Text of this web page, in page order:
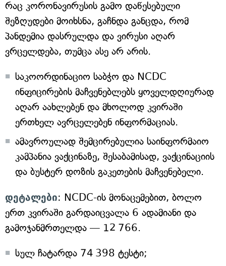
რაც კორონავირუსის გამო დაწესებული
შეზღუდები მოიხსნა, გაჩნდა განცდა, რომ
პანდემია დასრულდა და ვირუსი აღარ
ვრცელდება, თუმცა ასე არ არის.
საკოორდინაციო საბჭო და NCDC
ინფიცირების მაჩვენებლებს ყოველდღიურად
აღარ აახლებენ და მხოლოდ კვირაში
ერთხელ ავრცელებენ ინფორმაციას.
ამავროულად შემცირებულია საინფორმაიო
კამპანია ვაქცინაზე, შესაბამისად, ვაქცინაციის
და ბუსტერ დოზის გაკეთების მაჩვენებელი.
დეტალები: NCDC-ის მონაცემებით, ბოლო
ერთ კვირაში გარდაიცვალა 6 ადამიანი და
გამოჯანმრთელდა — 12 766.
სულ ჩატარდა 74 398 ტესტი;